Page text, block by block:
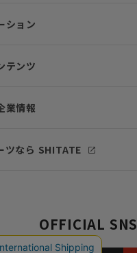
ション
テンツ
業情報
ツなら SHITATE
OFFICIAL SNS